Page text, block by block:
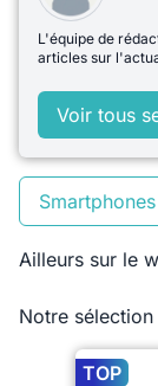
L'équipe de
articles sur
Voir tous
Smartphones
Ailleurs sur le
Notre sélection
TOP